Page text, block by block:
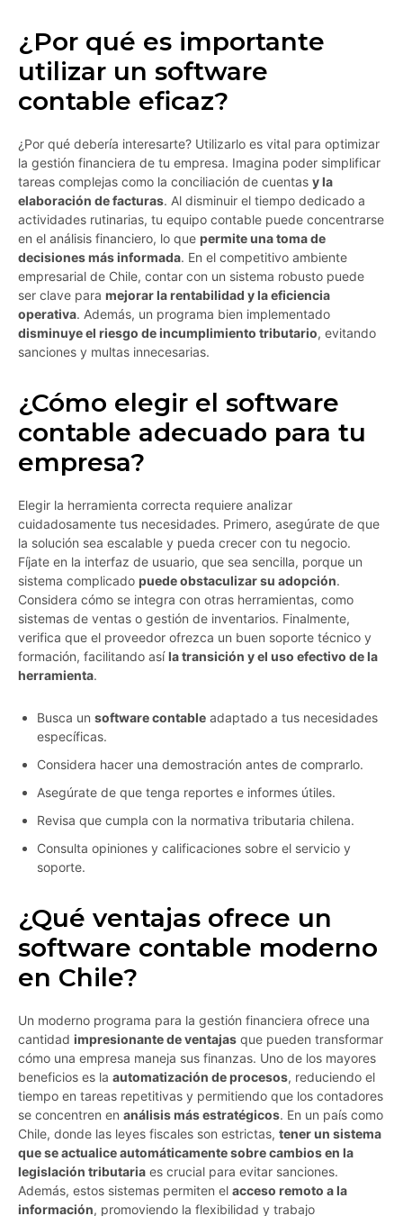
¿Por qué es importante
utilizar un software
contable eficaz?
¿Por qué debería interesarte? Utilizarlo es vital para optimizar
la gestión financiera de tu empresa. Imagina poder simplificar
tareas complejas como la conciliación de cuentas y la
elaboración de facturas. Al disminuir el tiempo dedicado a
actividades rutinarias, tu equipo contable puede concentrarse
en el análisis financiero, lo que permite una toma de
decisiones más informada. En el competitivo ambiente
empresarial de Chile, contar con un sistema robusto puede
ser clave para mejorar la rentabilidad y la eficiencia
operativa. Además, un programa bien implementado
disminuye el riesgo de incumplimiento tributario, evitando
sanciones y multas innecesarias.
¿Cómo elegir el software
contable adecuado para tu
empresa?
Elegir la herramienta correcta requiere analizar
cuidadosamente tus necesidades. Primero, asegúrate de que
la solución sea escalable y pueda crecer con tu negocio.
Fíjate en la interfaz de usuario, que sea sencilla, porque un
sistema complicado puede obstaculizar su adopción.
Considera cómo se integra con otras herramientas, como
sistemas de ventas o gestión de inventarios. Finalmente,
verifica que el proveedor ofrezca un buen soporte técnico y
formación, facilitando asíla transición y el uso efectivo de la
herramienta.
Busca un software contable adaptado a tus necesidades
específicas.
Considera hacer una demostración antes de comprarlo.
Asegúrate de que tenga reportes e informes útiles.
Revisa que cumpla con la normativa tributaria chilena.
Consulta opiniones y calificaciones sobre el servicio y
soporte.
¿Qué ventajas ofrece un
software contable moderno
en Chile?
Un moderno programa para la gestión financiera ofrece una
cantidad impresionante de ventajas que pueden transformar
cómo una empresa maneja sus finanzas. Uno de los mayores
beneficios es la automatización de procesos, reduciendo el
tiempo en tareas repetitivas y permitiendo que los contadores
se concentren en análisis más estratégicos. En un país como
Chile, donde las leyes fiscales son estrictas, tener un sistema
que se actualice automáticamente sobre cambios en la
legislación tributaria es crucial para evitar sanciones.
Además, estos sistemas permiten el acceso remoto a la
información, promoviendo la flexibilidad y trabajo